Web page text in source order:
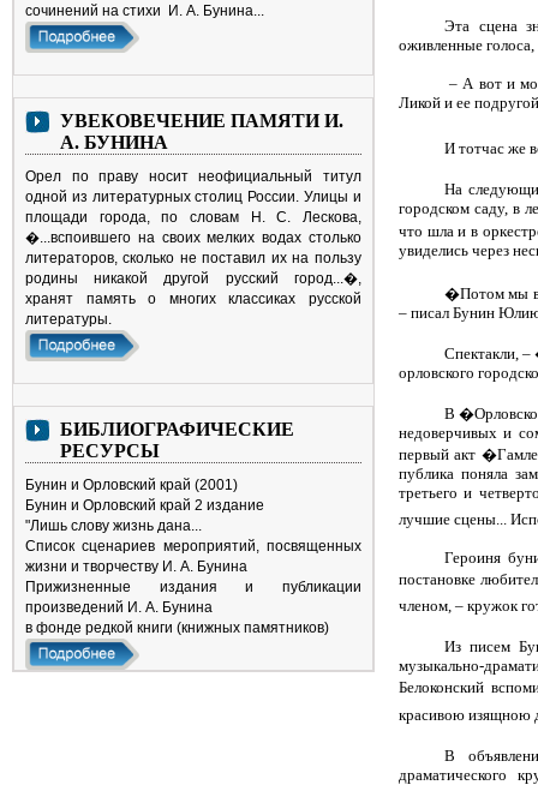
сочинений на стихи И. А. Бунина...
УВЕКОВЕЧЕНИЕ ПАМЯТИ И.
А. БУНИНА
Орел по праву носит неофициальный титул
одной из литературных столиц России. Улицы и
площади города, по словам Н. С. Лескова,
�...вспоившего на своих мелких водах столько
литераторов, сколько не поставил их на пользу
родины никакой другой русский город...�,
хранят память о многих классиках русской
литературы.
БИБЛИОГРАФИЧЕСКИЕ
РЕСУРСЫ
Бунин и Орловский край (2001)
Бунин и Орловский край 2 издание
"Лишь слову жизнь дана...
Список сценариев мероприятий, посвященных
жизни и творчеству И. А. Бунина
Прижизненные издания и публикации
произведений И. А. Бунина
в фонде редкой книги (книжных памятников)
Эта сцена
оживленные голоса,
– А вот и
Ликой и ее
И тотчас же
На
городском саду, в
что шла и в
увиделись через
�Потом мы
– писал Бунин
Спектакли,
орловского
В
недоверчивых и
первый акт
публика поняла
третьего и
лучшие сцены...
Героиня
постановке
членом, – кружок
Из писем
музыкально-
Белоконский
красивою
В
драматического